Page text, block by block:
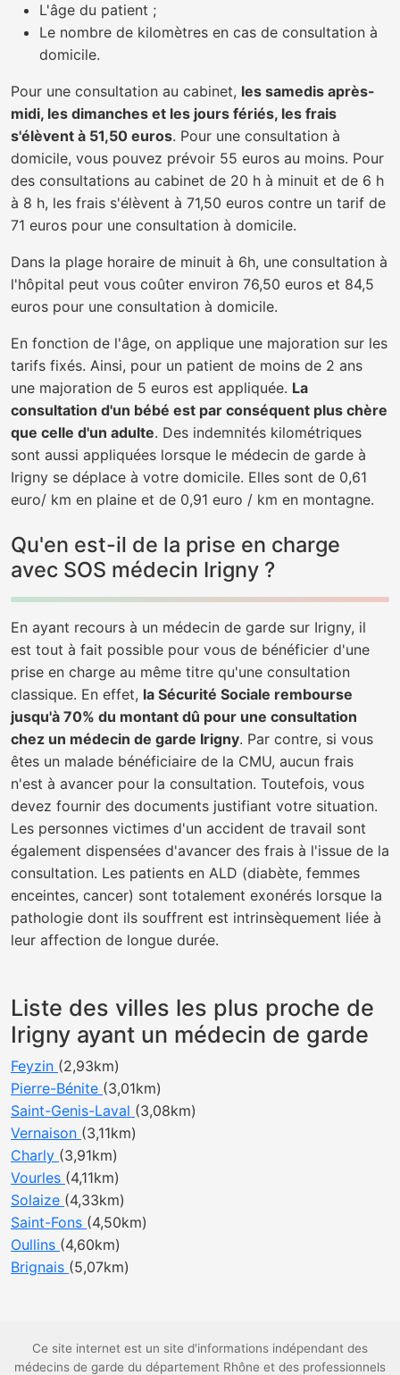
L'âge du patient ;
Le nombre de kilomètres en cas de consultation à
domicile.
Pour une consultation au cabinet, les samedis après-
midi, les dimanches et les jours fériés, les frais
s'élèvent à 51,50 euros. Pour une consultation à
domicile, vous pouvez prévoir 55 euros au moins. Pour
des consultations au cabinet de 20 h à minuit et de 6 h
à 8 h, les frais s'élèvent à 71,50 euros contre un tarif de
71 euros pour une consultation à domicile.
Dans la plage horaire de minuit à 6h, une consultation à
l'hôpital peut vous coûter environ 76,50 euros et 84,5
euros pour une consultation à domicile.
En fonction de l'âge, on applique une majoration sur les
tarifs fixés. Ainsi, pour un patient de moins de 2 ans
une majoration de 5 euros est appliquée. La
consultation d'un bébé est par conséquent plus chère
que celle d'un adulte. Des indemnités kilométriques
sont aussi appliquées lorsque le médecin de garde à
Irigny se déplace à votre domicile. Elles sont de 0,61
euro/ km en plaine et de 0,91 euro / km en montagne.
Qu'en est-il de la prise en charge
avec SOS médecin Irigny ?
En ayant recours à un médecin de garde sur Irigny, il
est tout à fait possible pour vous de bénéficier d'une
prise en charge au même titre qu'une consultation
classique. En effet, la Sécurité Sociale rembourse
jusqu'à 70% du montant dû pour une consultation
chez un médecin de garde Irigny. Par contre, si vous
êtes un malade bénéficiaire de la CMU, aucun frais
n'est à avancer pour la consultation. Toutefois, vous
devez fournir des documents justifiant votre situation.
Les personnes victimes d'un accident de travail sont
également dispensées d'avancer des frais à l'issue de la
consultation. Les patients en ALD (diabète, femmes
enceintes, cancer) sont totalement exonérés lorsque la
pathologie dont ils souffrent est intrinsèquement liée à
leur affection de longue durée.
Liste des villes les plus proche de
Irigny ayant un médecin de garde
Feyzin (2,93km)
Pierre-Bénite (3,01km)
Saint-Genis-Laval (3,08km)
Vernaison (3,11km)
Charly (3,91km)
Vourles (4,11km)
Solaize (4,33km)
Saint-Fons (4,50km)
Oullins (4,60km)
Brignais (5,07km)
Ce site internet est un site d'informations indépendant des
médecins de garde du département Rhône et des professionnels